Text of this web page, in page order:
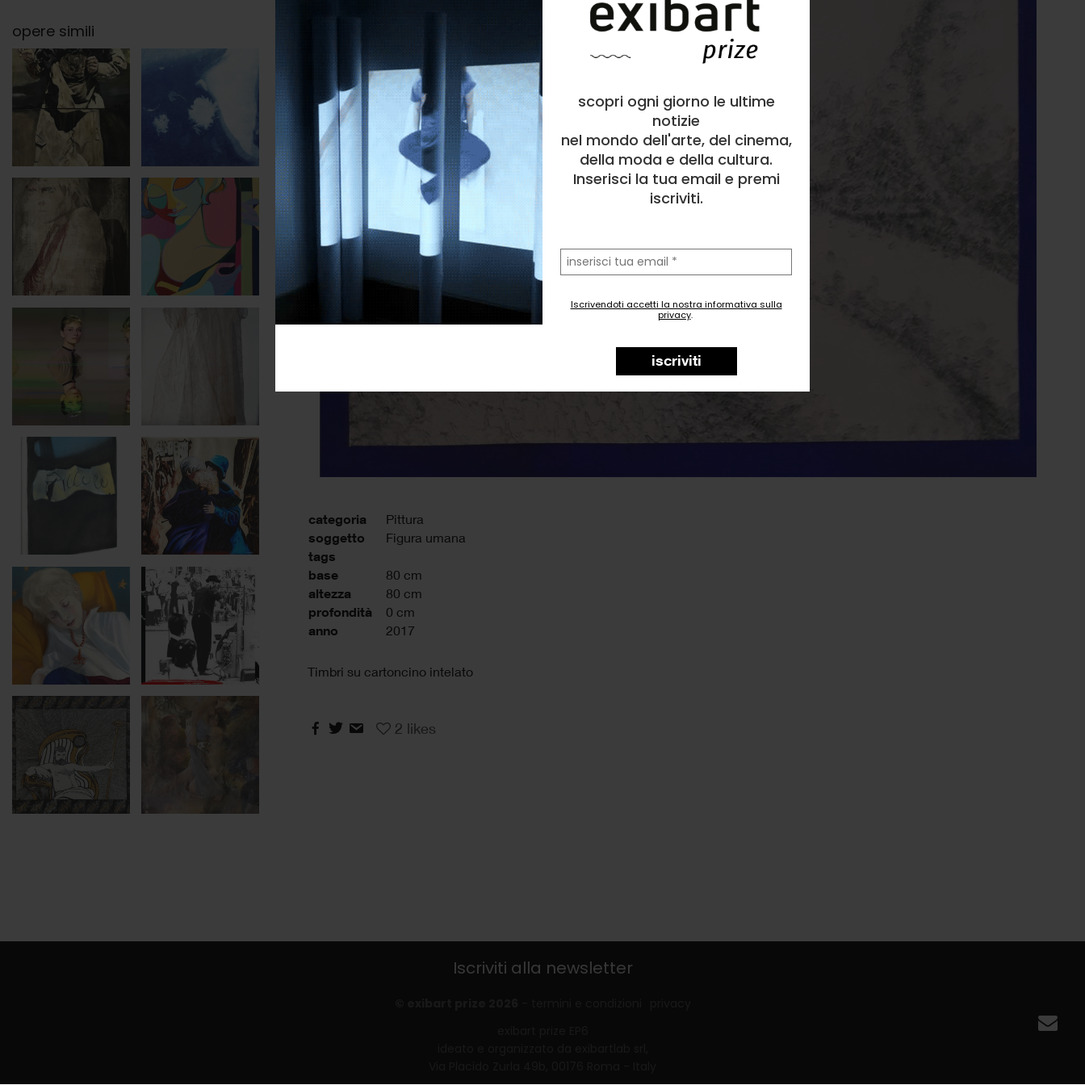
scopri ogni giorno le ultime
notizie
nel mondo dell'arte, del cinema,
della moda e della cultura.
Inserisci la tua email e premi
iscriviti.
la
tua
email
Iscrivendoti accetti la nostra informativa sulla
privacy.
iscriviti
categoria Pittura
soggetto Figura umana
tags
base
80 cm
altezza 80 cm
profondità 0 cm
anno 2017
Timbri su cartoncino intelato
2 likes
opere simili
Iscriviti alla newsletter